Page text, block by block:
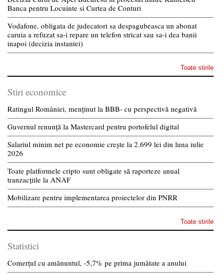
Banca pentru Locuinte si Curtea de Conturi
Vodafone, obligata de judecatori sa despagubeasca un abonat
caruia a refuzat sa-i repare un telefon stricat sau sa-i dea banii
inapoi (decizia instantei)
Toate stirile
Stiri economice
Ratingul României, menținut la BBB- cu perspectivă negativă
Guvernul renunță la Mastercard pentru portofelul digital
Salariul minim net pe economie crește la 2.699 lei din luna iulie
2026
Toate platformele cripto sunt obligate să raporteze anual
tranzacțiile la ANAF
Mobilizare pentru implementarea proiectelor din PNRR
Toate stirile
Statistici
Comerțul cu amănuntul, -5,7% pe prima jumătate a anului